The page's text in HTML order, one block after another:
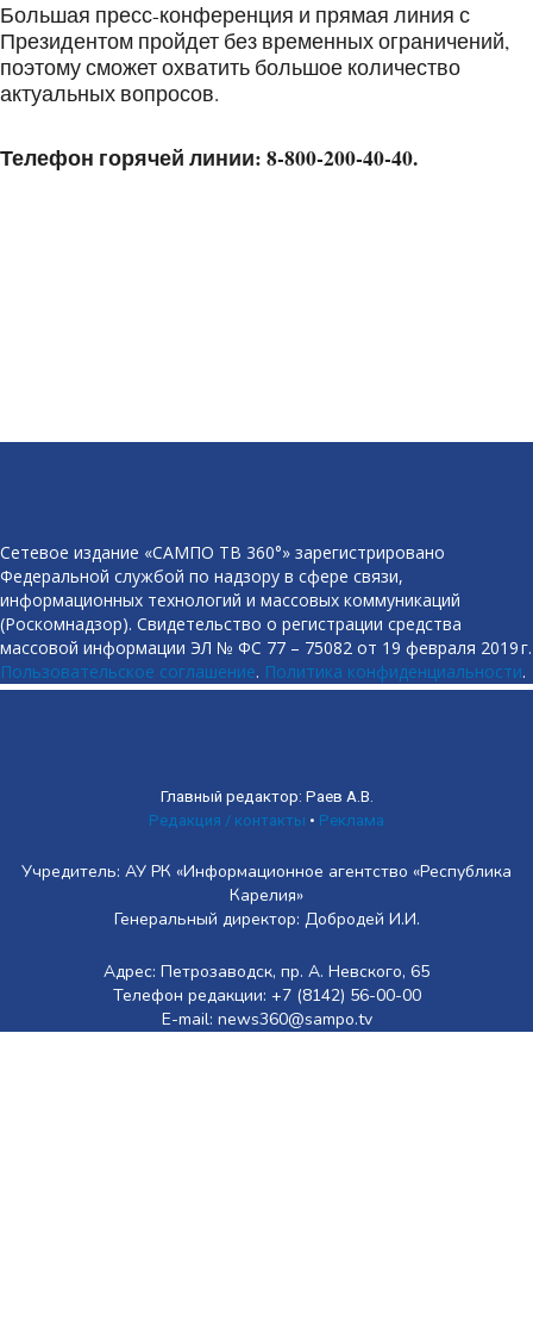
Большая пресс-конференция и прямая линия с
Президентом пройдет без временных ограничений,
поэтому сможет охватить большое количество
актуальных вопросов.
Телефон горячей линии: 8-800-200-40-40.
Сетевое издание «САМПО ТВ 360°» зарегистрировано
Федеральной службой по надзору в сфере связи,
информационных технологий и массовых коммуникаций
(Роскомнадзор). Свидетельство о регистрации средства
массовой информации ЭЛ № ФС 77 – 75082 от 19 февраля 2019 г.
Пользовательское соглашение. Политика конфиденциальности.
Главный редактор: Раев А.В.
Редакция / контакты • Реклама
Учредитель: АУ РК «Информационное агентство «Республика
Карелия»
Генеральный директор: Добродей И.И.
Адрес: Петрозаводск, пр. А. Невского, 65
Телефон редакции: +7 (8142) 56-00-00
E-mail: news360@sampo.tv